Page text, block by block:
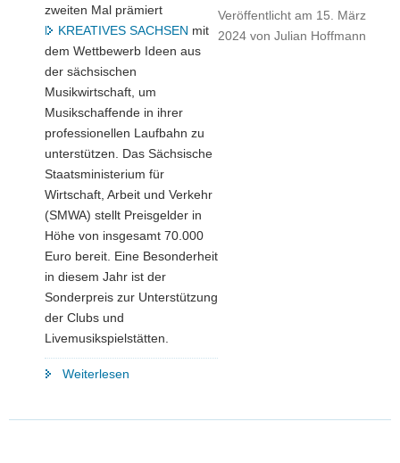
Veröffentlicht am 15. März
2024 von Julian Hoffmann
zweiten Mal prämiert
KREATIVES SACHSEN mit
dem Wettbewerb Ideen aus
der sächsischen
Musikwirtschaft, um
Musikschaffende in ihrer
professionellen Laufbahn zu
unterstützen. Das Sächsische
Staatsministerium für
Wirtschaft, Arbeit und Verkehr
(SMWA) stellt Preisgelder in
Höhe von insgesamt 70.000
Euro bereit. Eine Besonderheit
in diesem Jahr ist der
Sonderpreis zur Unterstützung
der Clubs und
Livemusikspielstätten.
Weiterlesen